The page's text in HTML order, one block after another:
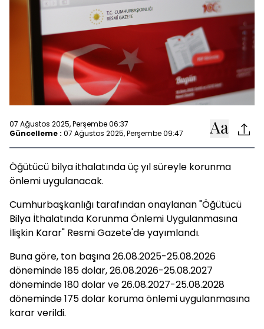
07 Ağustos 2025, Perşembe 06:37
Güncelleme : 07 Ağustos 2025, Perşembe 09:47
Öğütücü bilya ithalatında üç yıl süreyle korunma
önlemi uygulanacak.
Cumhurbaşkanlığı tarafından onaylanan "Öğütücü
Bilya İthalatında Korunma Önlemi Uygulanmasına
İlişkin Karar" Resmi Gazete'de yayımlandı.
Buna göre, ton başına 26.08.2025-25.08.2026
döneminde 185 dolar, 26.08.2026-25.08.2027
döneminde 180 dolar ve 26.08.2027-25.08.2028
döneminde 175 dolar koruma önlemi uygulanmasına
karar verildi.